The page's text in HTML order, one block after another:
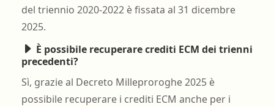
del triennio 2020-2022 è fissata al 31 dicembre
2025.
È possibile recuperare crediti ECM dei trienni
precedenti?
Sì, grazie al Decreto Milleproroghe 2025 è
possibile recuperare i crediti ECM anche per i